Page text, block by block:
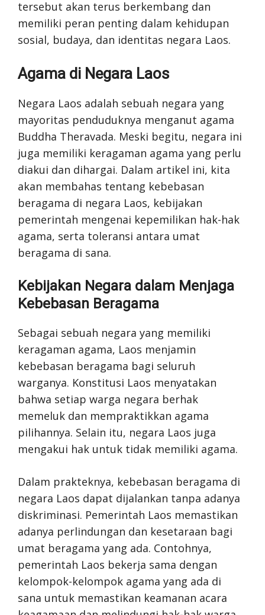
tersebut akan terus berkembang dan
memiliki peran penting dalam kehidupan
sosial, budaya, dan identitas negara Laos.
Agama di Negara Laos
Negara Laos adalah sebuah negara yang
mayoritas penduduknya menganut agama
Buddha Theravada. Meski begitu, negara ini
juga memiliki keragaman agama yang perlu
diakui dan dihargai. Dalam artikel ini, kita
akan membahas tentang kebebasan
beragama di negara Laos, kebijakan
pemerintah mengenai kepemilikan hak-hak
agama, serta toleransi antara umat
beragama di sana.
Kebijakan Negara dalam Menjaga
Kebebasan Beragama
Sebagai sebuah negara yang memiliki
keragaman agama, Laos menjamin
kebebasan beragama bagi seluruh
warganya. Konstitusi Laos menyatakan
bahwa setiap warga negara berhak
memeluk dan mempraktikkan agama
pilihannya. Selain itu, negara Laos juga
mengakui hak untuk tidak memiliki agama.
Dalam prakteknya, kebebasan beragama di
negara Laos dapat dijalankan tanpa adanya
diskriminasi. Pemerintah Laos memastikan
adanya perlindungan dan kesetaraan bagi
umat beragama yang ada. Contohnya,
pemerintah Laos bekerja sama dengan
kelompok-kelompok agama yang ada di
sana untuk memastikan keamanan acara